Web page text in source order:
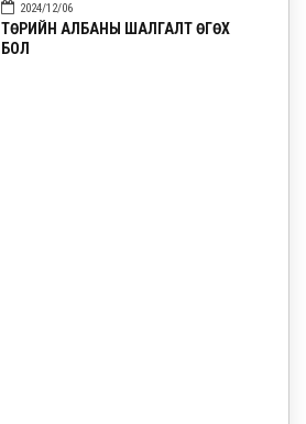
2024/12/06
ТӨРИЙН АЛБАНЫ ШАЛГАЛТ ӨГӨХ
БОЛ